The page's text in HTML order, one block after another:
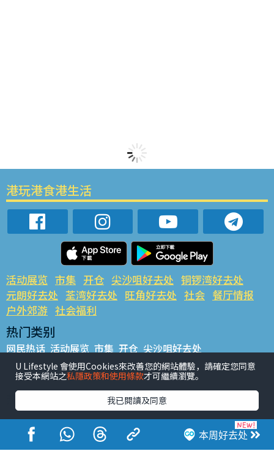
本周好去处
港玩港食港生活
活动展览 市集 开仓 尖沙咀好去处 铜锣湾好去处
元朗好去处 荃湾好去处 旺角好去处 社会 餐厅情报
户外郊游 社会福利
热门类别
网民热话 活动展览 市集 开仓 尖沙咀好去处
铜锣湾好去处 元朗好去处 荃湾好去处 旺角好去处 社会
餐厅情报 户外郊游
热门标签
#UGO揾好去处 #人气活动推介 #美食社群热话
#亲子玩乐好去处
#ULifestyle应用程式
#限时抢
#UJetso礼物放送
#ULifestyle商户中心 #著数 #网络热话
U Lifestyle 會使用Cookies來改善您的網站體驗，請確定您同意
接受本網站之私隱政策和使用條款才可繼續瀏覽。
我已閱讀及同意